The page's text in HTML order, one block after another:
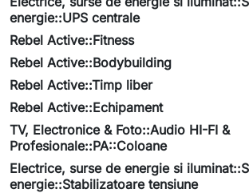
energie::UPS centrale
Rebel Active::Fitness
Rebel Active::Bodybuilding
Rebel Active::Timp liber
Rebel Active::Echipament
TV, Electronice & Foto::Audio HI-FI &
Profesionale::PA::Coloane
Electrice, surse de energie si
energie::Stabilizatoare tensiune